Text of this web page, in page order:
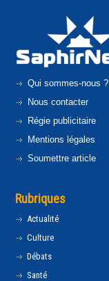
Qui sommes-nous ?
Nous contacter
Régie publicitaire
Mentions légales
Soumettre article
Rubriques
Actualité
Culture
Débats
Santé